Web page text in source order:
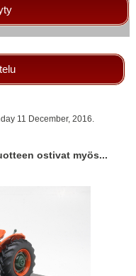
11 December, 2016.
ostivat myös...